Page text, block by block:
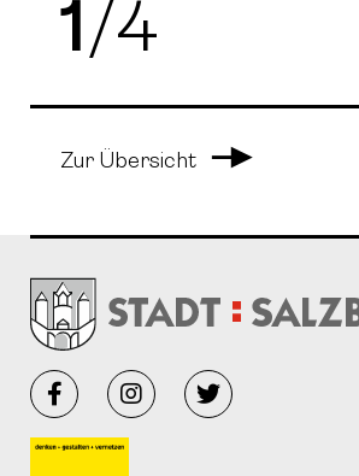
1/4
Zur Übersicht Arrow Right
FacebookInstagramTwitter